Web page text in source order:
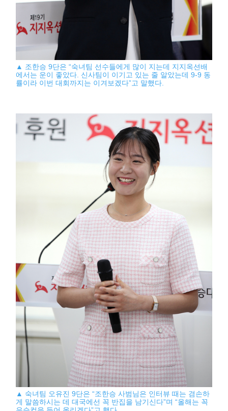
▲ 조한승 9단은 “숙녀팀 선수들에게 많이 지는데 지지옥션배
에서는 운이 좋았다. 신사팀이 이기고 있는 줄 알았는데 9-9 동
률이라 이번 대회까지는 이겨보겠다”고 말했다.
▲ 숙녀팀 오유진 9단은 “조한승 사범님은 인터뷰 때는 겸손하
게 말씀하시는 데 대국에선 꼭 반집을 남기신다”며 “올해는 꼭